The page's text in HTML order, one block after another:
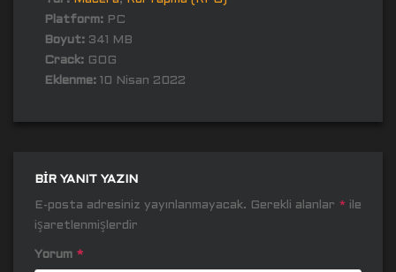
Platform: PC
Boyut: 341 MB
Crack: GOG
Eklenme: 10 Nisan 2022
BIR YANIT YAZIN
E-posta adresiniz yayınlanmayacak. Gerekli alanlar * ile
işaretlenmişlerdir
Yorum *